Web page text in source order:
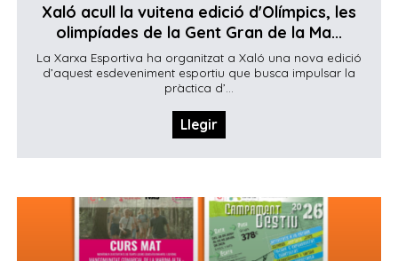
Xaló acull la vuitena edició d'Olímpics, les
olimpíades de la Gent Gran de la Ma...
La Xarxa Esportiva ha organitzat a Xaló una nova edició
d’aquest esdeveniment esportiu que busca impulsar la
pràctica d’...
Llegir